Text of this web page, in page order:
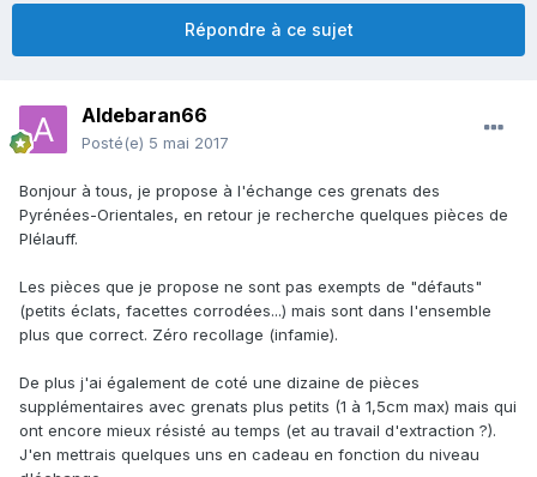
Répondre à ce sujet
Aldebaran66
Posté(e) 5 mai 2017
Bonjour à tous, je propose à l'échange ces grenats des
Pyrénées-Orientales, en retour je recherche quelques pièces de
Plélauff.
Les pièces que je propose ne sont pas exempts de "défauts"
(petits éclats, facettes corrodées...) mais sont dans l'ensemble
plus que correct. Zéro recollage (infamie).
De plus j'ai également de coté une dizaine de pièces
supplémentaires avec grenats plus petits (1 à 1,5cm max) mais qui
ont encore mieux résisté au temps (et au travail d'extraction ?).
J'en mettrais quelques uns en cadeau en fonction du niveau